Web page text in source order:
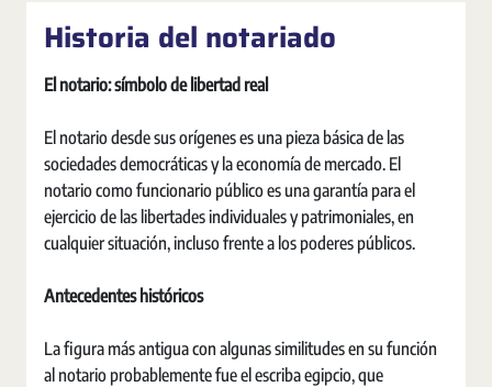
Historia del notariado
El notario: símbolo de libertad real
El notario desde sus orígenes es una pieza básica de las
sociedades democráticas y la economía de mercado. El
notario como funcionario público es una garantía para el
ejercicio de las libertades individuales y patrimoniales, en
cualquier situación, incluso frente a los poderes públicos.
Antecedentes históricos
La figura más antigua con algunas similitudes en su función
al notario probablemente fue el escriba egipcio, que